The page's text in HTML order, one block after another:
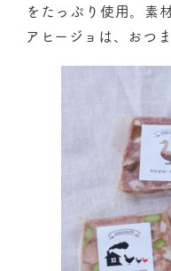
をたっぷり使用。素
アヒージョは、おつ